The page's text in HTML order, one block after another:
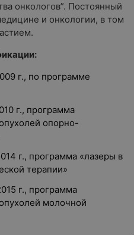
онкологов”. Постоянный
и онкологии, в том
г., по программе
г., программа
опорно-
г., программа «лазеры в
терапии»
г., программа
молочной